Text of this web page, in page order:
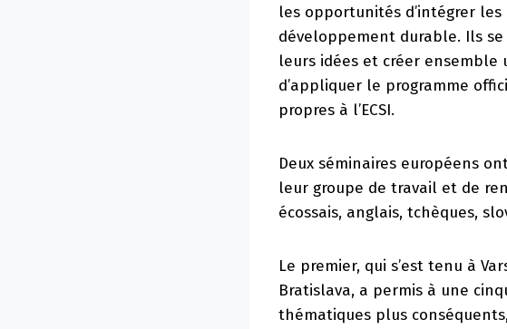
les opportunités d’intégrer
développement durable. Ils
leurs idées et créer ensemble
d’appliquer le programme
propres à l’ECSI.
Deux séminaires européens
leur groupe de travail et de
écossais, anglais, tchèques,
Le premier, qui s’est tenu à
Bratislava, a permis à une
thématiques plus